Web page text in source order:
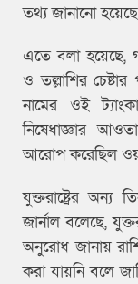
তথ্য জানানো
এতে বলা হয়েছে,
ও তল্লাশির
নামের ওই
নিষেধাজ্ঞার
আরোপ করেছিল
যুক্তরাষ্ট্রের অন্য
জার্নাল বলেছে,
অনুরোধ জানায়
করা যায়নি বলে